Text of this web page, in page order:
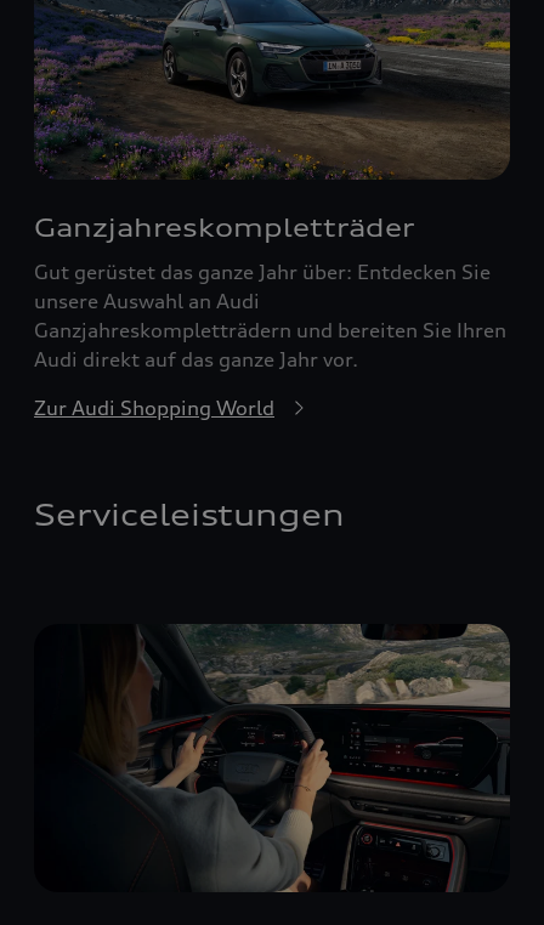
Ganzjahreskompletträder
Gut gerüstet das ganze Jahr über: Entdecken Sie
unsere Auswahl an Audi
Ganzjahreskompletträdern und bereiten Sie Ihren
Audi direkt auf das ganze Jahr vor.
Zur Audi Shopping World
Serviceleistungen